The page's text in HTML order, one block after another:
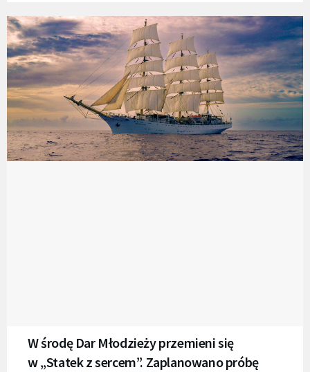
W środę Dar Młodzieży przemieni się
w „Statek z sercem”. Zaplanowano próbę